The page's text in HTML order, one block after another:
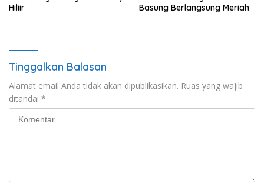
Hiliir
Basung Berlangsung Meriah
Tinggalkan Balasan
Alamat email Anda tidak akan dipublikasikan. Ruas yang wajib
ditandai *